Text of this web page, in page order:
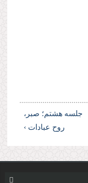
جلسه هشتم؛ صبر،
روح عبادات ›